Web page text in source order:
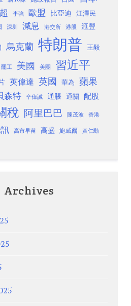
李強 歐盟 比亞迪 江澤民
深圳 減息 港交所 港股 滙豐
烏克蘭 特朗普 王毅
罷工 美國 美團 習近平
英偉達 英國 華為 蘋果
森特 辛偉誠 通脹 通關 配股
稅 阿里巴巴 陳茂波 香港
高市早苗 高盛 鮑威爾 黃仁勳
Archives